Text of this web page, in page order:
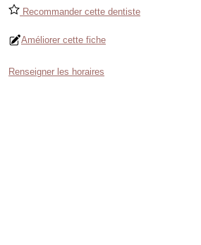
Recommander cette dentiste
Améliorer cette fiche
Renseigner les horaires